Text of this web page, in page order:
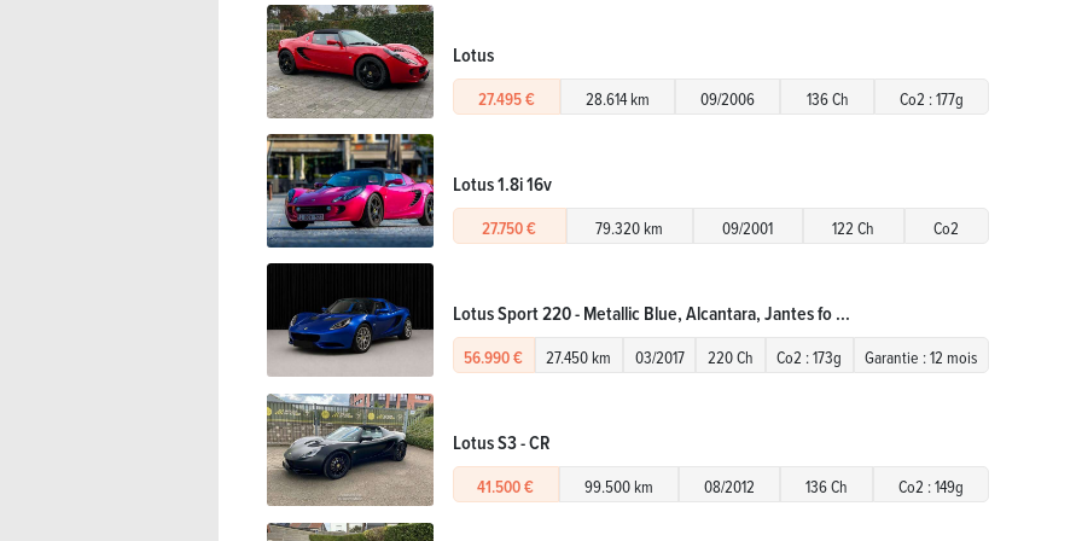
Lotus
27.495 € 28.614 km 09/2006 136 Ch Co2 : 177g
Lotus 1.8i 16v
27.750 € 79.320 km 09/2001 122 Ch Co2
Lotus Sport 220 - Metallic Blue, Alcantara, Jantes fo ...
56.990 € 27.450 km 03/2017 220 Ch Co2 : 173g Garantie : 12 mois
Lotus S3 - CR
41.500 € 99.500 km 08/2012 136 Ch Co2 : 149g